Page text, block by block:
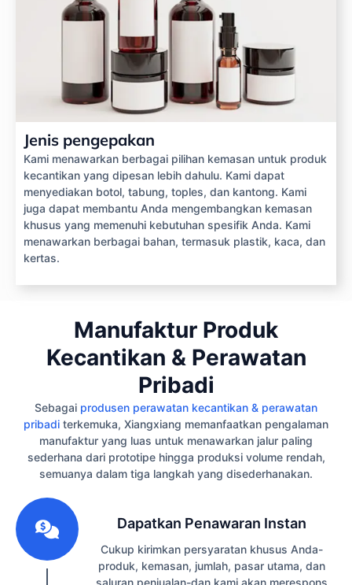
Jenis pengepakan
Kami menawarkan berbagai pilihan kemasan untuk produk
kecantikan yang dipesan lebih dahulu. Kami dapat
menyediakan botol, tabung, toples, dan kantong. Kami
juga dapat membantu Anda mengembangkan kemasan
khusus yang memenuhi kebutuhan spesifik Anda. Kami
menawarkan berbagai bahan, termasuk plastik, kaca, dan
kertas.
Manufaktur Produk
Kecantikan & Perawatan
Pribadi
Sebagai produsen perawatan kecantikan & perawatan
pribadi terkemuka, Xiangxiang memanfaatkan pengalaman
manufaktur yang luas untuk menawarkan jalur paling
sederhana dari prototipe hingga produksi volume rendah,
semuanya dalam tiga langkah yang disederhanakan.
Dapatkan Penawaran Instan
Cukup kirimkan persyaratan khusus Anda-
produk, kemasan, jumlah, pasar utama, dan